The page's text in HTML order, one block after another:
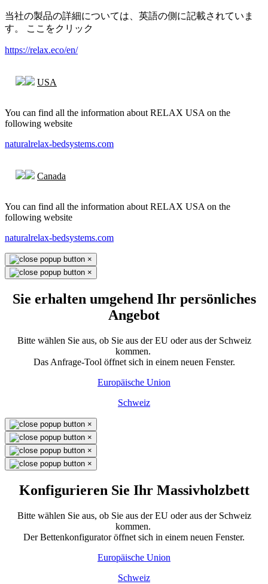
当社の製品の詳細については、英語の側に記載されていま
す。 ここをクリック
https://relax.eco/en/
USA
You can find all the information about RELAX USA on the
following website
naturalrelax-bedsystems.com
Canada
You can find all the information about RELAX USA on the
following website
naturalrelax-bedsystems.com
×
×
Sie erhalten umgehend Ihr persönliches
Angebot
Bitte wählen Sie aus, ob Sie aus der EU oder aus der Schweiz
kommen.
Das Anfrage-Tool öffnet sich in einem neuen Fenster.
Europäische Union
Schweiz
×
×
×
×
Konfigurieren Sie Ihr Massivholzbett
Bitte wählen Sie aus, ob Sie aus der EU oder aus der Schweiz
kommen.
Der Bettenkonfigurator öffnet sich in einem neuen Fenster.
Europäische Union
Schweiz